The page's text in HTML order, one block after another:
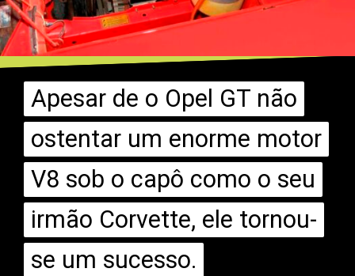
Apesar de o Opel GT não
ostentar um enorme motor
V8 sob o capô como o seu
irmão Corvette, ele tornou-
se um sucesso.
Apesar de o Opel GT não
ostentar um enorme motor
V8 sob o capô como o seu
irmão Corvette, ele tornou-
se um sucesso.